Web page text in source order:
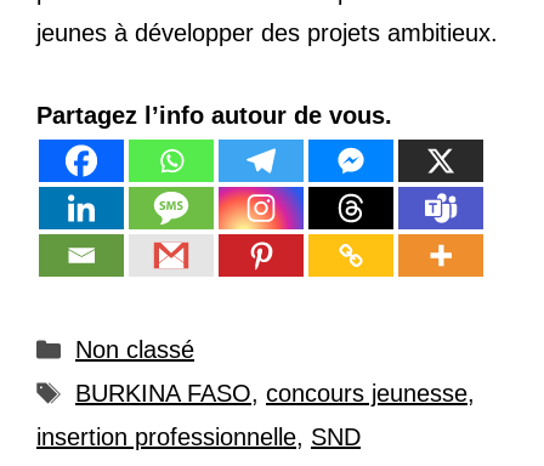
jeunes à développer des projets ambitieux.
Partagez l’info autour de vous.
Catégories
Non classé
Étiquettes
BURKINA FASO, concours jeunesse,
insertion professionnelle, SND